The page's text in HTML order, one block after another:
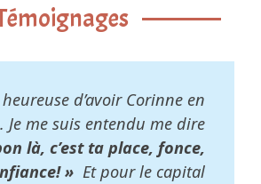
heureuse d’avoir Corinne en
me suis entendu me dire
là, c’est ta place, fonce,
»Et pour le capital